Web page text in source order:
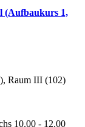
(Aufbaukurs 1,
Raum III (102)
10.00 - 12.00